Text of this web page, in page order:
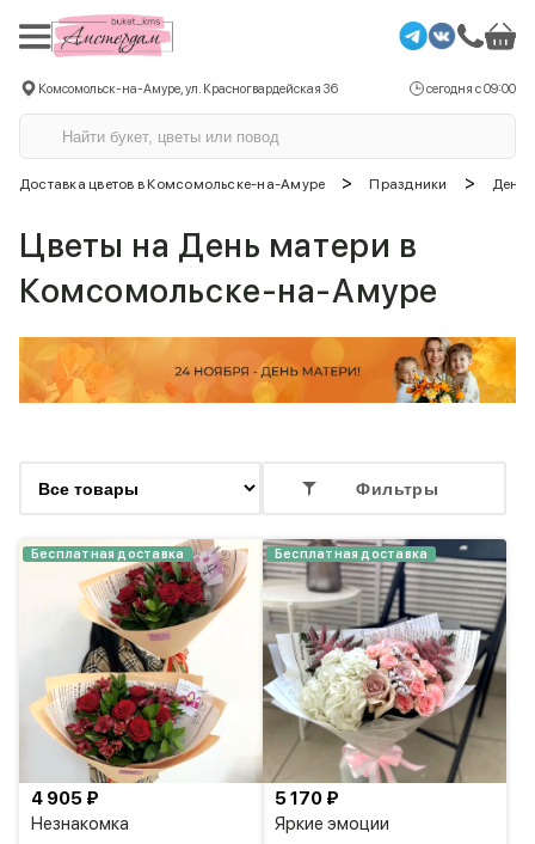
Комсомольск-на-Амуре, ул. Красногвардейская 36 сегодня с 09:00
Доставка цветов в Комсомольске-на-Амуре > Праздники > День
Цветы на День матери в
Комсомольске-на-Амуре
Фильтры
Бесплатная доставка
Незнакомка
4 905 ₽
Бесплатная доставка
Яркие эмоции
5 170 ₽